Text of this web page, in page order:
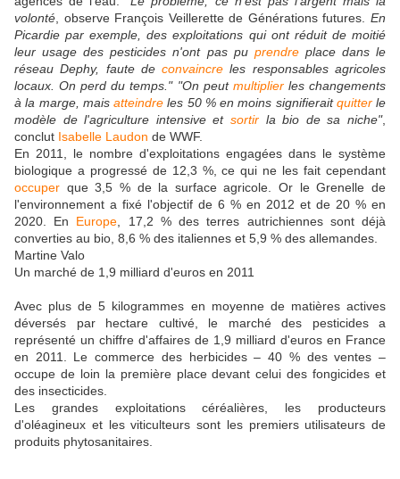
volonté , observe François Veillerette de Générations futures. En
Picardie par exemple, des exploitations qui ont réduit de moitié
leur usage des pesticides n'ont pas pu prendreplace dans le
réseau Dephy, faute deconvaincre les responsables agricoles
locaux. On perd du temps. " "On peut multiplierles changements
à la marge, mais atteindre les 50 % en moins signifieraitquitterle
modèle de l'agriculture intensive et sortir la bio de sa niche",
conclut Isabelle Laudon de WWF.
En 2011, le nombre d'exploitations engagées dans le système
biologique a progressé de 12,3 %, ce qui ne les fait cependant
occuper que 3,5 % de la surface agricole. Or le Grenelle de
l'environnement a fixé l'objectif de 6 % en 2012 et de 20 % en
2020. En Europe , 17,2 % des terres autrichiennes sont déjà
converties au bio, 8,6 % des italiennes et 5,9 % des allemandes.
Martine Valo
Un marché de 1,9 milliard d'euros en 2011
Avec plus de 5 kilogrammes en moyenne de matières actives
déversés par hectare cultivé, le marché des pesticides a
représenté un chiffre d'affaires de 1,9 milliard d'euros en France
en 2011. Le commerce des herbicides – 40 % des ventes –
occupe de loin la première place devant celui des fongicides et
des insecticides.
Les grandes exploitations céréalières, les producteurs
d'oléagineux et les viticulteurs sont les premiers utilisateurs de
produits phytosanitaires.